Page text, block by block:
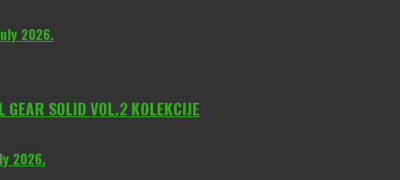
2026.
SOLID VOL.2 KOLEKCIJE
2026.